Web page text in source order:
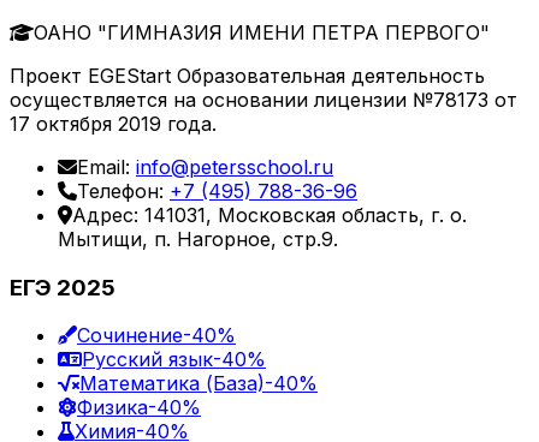
ОАНО "ГИМНАЗИЯ ИМЕНИ ПЕТРА ПЕРВОГО"
Проект EGEStart Образовательная деятельность
осуществляется на основании лицензии №78173 от
17 октября 2019 года.
Email: info@petersschool.ru
Телефон: +7 (495) 788-36-96
Адрес: 141031, Московская область, г. о.
Мытищи, п. Нагорное, стр.9.
ЕГЭ 2025
Сочинение-40%
Русский язык-40%
Математика (База)-40%
Физика-40%
Химия-40%